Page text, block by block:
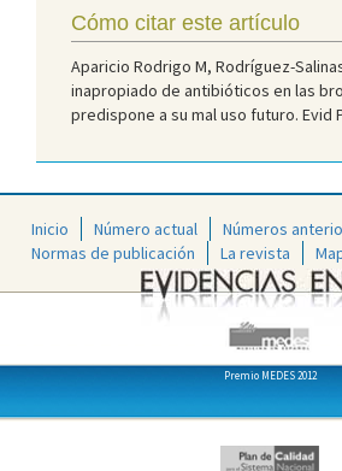
Cómo citar este artículo
Aparicio Rodrigo M, Rodríguez-
inapropiado de antibióticos en las
predispone a su mal uso futuro. Evid
Inicio Número actual
Números
Normas de publicación
La revista
Premio MEDES 2012